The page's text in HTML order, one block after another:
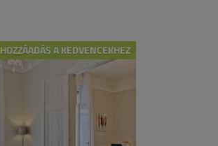
HOZZÁADÁS A KEDVENCEKHEZ